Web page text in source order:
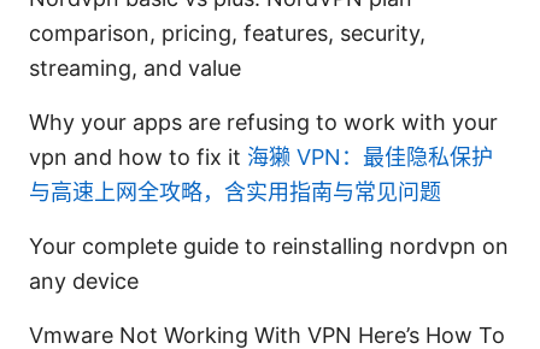
comparison, pricing, features, security,
streaming, and value
Why your apps are refusing to work with your
vpn and how to fix it 海獭 VPN：最佳隐私保护
与高速上网全攻略，含实用指南与常见问题
Your complete guide to reinstalling nordvpn on
any device
Vmware Not Working With VPN Here’s How To